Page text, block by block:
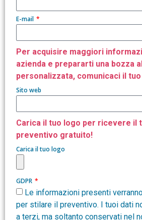
E-mail
Per acquisire maggiori
azienda e prepararti una bozza
personalizzata, comunicaci il
Sito web
Carica il tuo logo per ricevere il
preventivo gratuito!
Carica il tuo logo
GDPR
Le informazioni presenti
per stilare il preventivo. I tuoi dati
a terzi, ma soltanto conservati nel